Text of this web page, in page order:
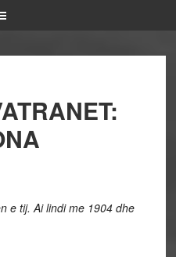
e tij. Ai lindi me 1904 dhe